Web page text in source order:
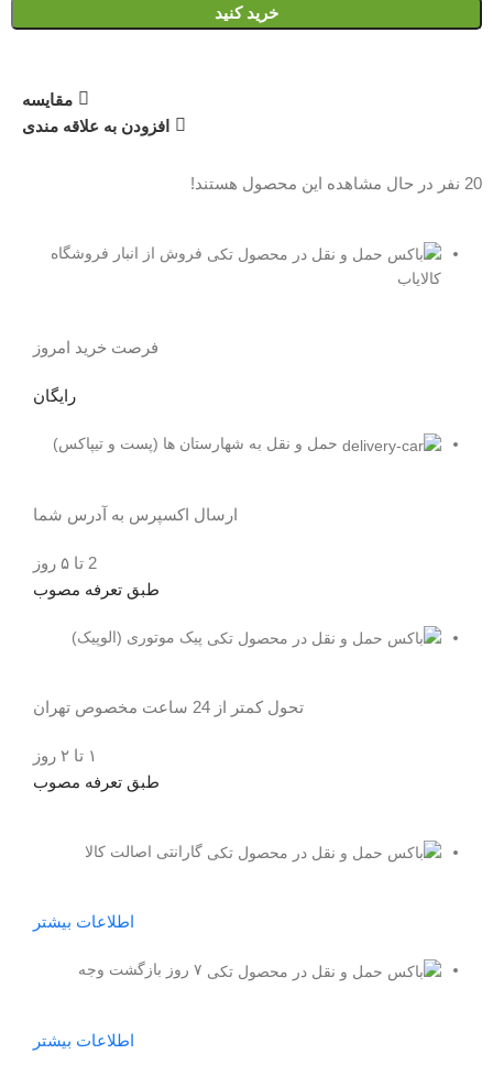
خرید کنید
مقایسه
افزودن به علاقه مندی
20 نفر در حال مشاهده این محصول هستند!
فروش از انبار فروشگاه
کالایاب
فرصت خرید امروز
رایگان
حمل و نقل به شهارستان ها (پست و تیپاکس)
ارسال اکسپرس به آدرس شما
2 تا ۵ روز
طبق تعرفه مصوب
پیک موتوری (الوپیک)
تحول کمتر از 24 ساعت مخصوص تهران
۱ تا ۲ روز
طبق تعرفه مصوب
گارانتی اصالت کالا
اطلاعات بیشتر
۷ روز بازگشت وجه
اطلاعات بیشتر